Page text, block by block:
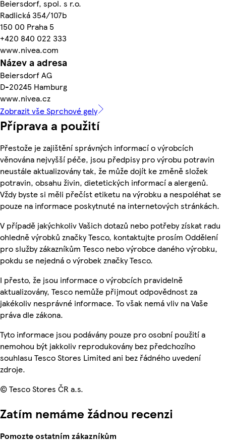
Beiersdorf, spol. s r.o.
Radlická 354/107b
150 00 Praha 5
+420 840 022 333
www.nivea.com
Název a adresa
Beiersdorf AG
D-20245 Hamburg
www.nivea.cz
Zobrazit vše Sprchové gely
Příprava a použití
Přestože je zajištění správných informací o výrobcích
věnována nejvyšší péče, jsou předpisy pro výrobu potravin
neustále aktualizovány tak, že může dojít ke změně složek
potravin, obsahu živin, dietetických informací a alergenů.
Vždy byste si měli přečíst etiketu na výrobku a nespoléhat se
pouze na informace poskytnuté na internetových stránkách.
V případě jakýchkoliv Vašich dotazů nebo potřeby získat radu
ohledně výrobků značky Tesco, kontaktujte prosím Oddělení
pro služby zákazníkům Tesco nebo výrobce daného výrobku,
pokdu se nejedná o výrobek značky Tesco.
I přesto, že jsou informace o výrobcích pravidelně
aktualizovány, Tesco nemůže přijmout odpovědnost za
jakékoliv nesprávné informace. To však nemá vliv na Vaše
práva dle zákona.
Tyto informace jsou podávány pouze pro osobní použití a
nemohou být jakkoliv reprodukovány bez předchozího
souhlasu Tesco Stores Limited ani bez řádného uvedení
zdroje.
© Tesco Stores ČR a.s.
Zatím nemáme žádnou recenzi
Pomozte ostatním zákazníkům